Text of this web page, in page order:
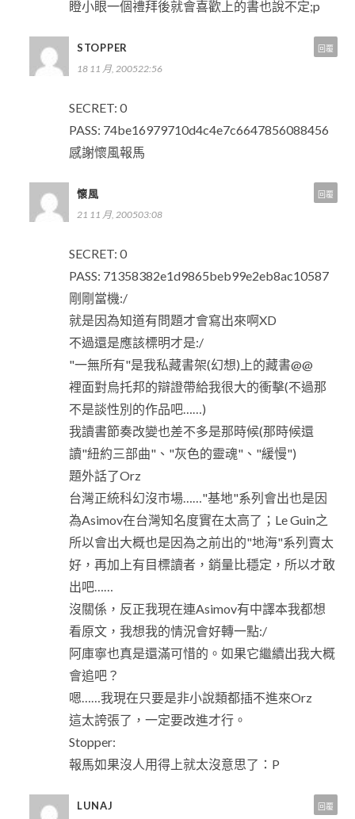
瞪小眼一個禮拜後就會喜歡上的書也說不定;p
STOPPER
18 11 月, 200522:56
SECRET: 0
PASS: 74be16979710d4c4e7c6647856088456
感謝懷風報馬
回覆
懷風
21 11 月, 200503:08
SECRET: 0
PASS: 71358382e1d9865beb99e2eb8ac10587
剛剛當機:/
就是因為知道有問題才會寫出來啊XD
不過還是應該標明才是:/
"一無所有"是我私藏書架(幻想)上的藏書@@
裡面對烏托邦的辯證帶給我很大的衝擊(不過那
不是談性別的作品吧……)
我讀書節奏改變也差不多是那時候(那時候還
讀"紐約三部曲"、"灰色的靈魂"、"緩慢")
題外話了Orz
台灣正統科幻沒市場……"基地"系列會出也是因
為Asimov在台灣知名度實在太高了；Le Guin之
所以會出大概也是因為之前出的"地海"系列賣太
好，再加上有目標讀者，銷量比穩定，所以才敢
出吧……
沒關係，反正我現在連Asimov有中譯本我都想
看原文，我想我的情況會好轉一點:/
阿庫寧也真是還滿可惜的。如果它繼續出我大概
會追吧？
嗯……我現在只要是非小說類都插不進來Orz
這太誇張了，一定要改進才行。
Stopper:
報馬如果沒人用得上就太沒意思了：P
回覆
LUNAJ 回覆